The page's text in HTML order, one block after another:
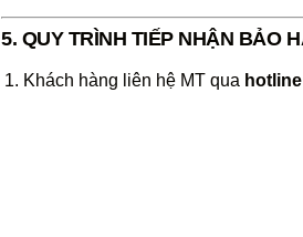
5. QUY TRÌNH TIẾP NHẬN BẢO
Khách hàng liên hệ MT qua